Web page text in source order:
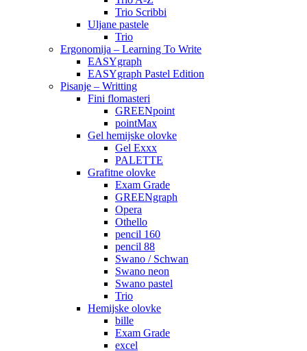
Trio Scribbi
Uljane pastele
Trio
Ergonomija – Learning To Write
EASYgraph
EASYgraph Pastel Edition
Pisanje – Writting
Fini flomasteri
GREENpoint
pointMax
Gel hemijske olovke
Gel Exxx
PALETTE
Grafitne olovke
Exam Grade
GREENgraph
Opera
Othello
pencil 160
pencil 88
Swano / Schwan
Swano neon
Swano pastel
Trio
Hemijske olovke
bille
Exam Grade
excel